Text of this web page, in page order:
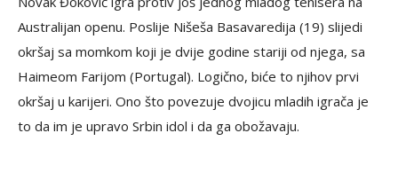
Australijan openu. Poslije Nišeša Basavaredija (19) slijedi
okršaj sa momkom koji je dvije godine stariji od njega, sa
Haimeom Farijom (Portugal). Logično, biće to njihov prvi
okršaj u karijeri. Ono što povezuje dvojicu mladih igrača je
to da im je upravo Srbin idol i da ga obožavaju.